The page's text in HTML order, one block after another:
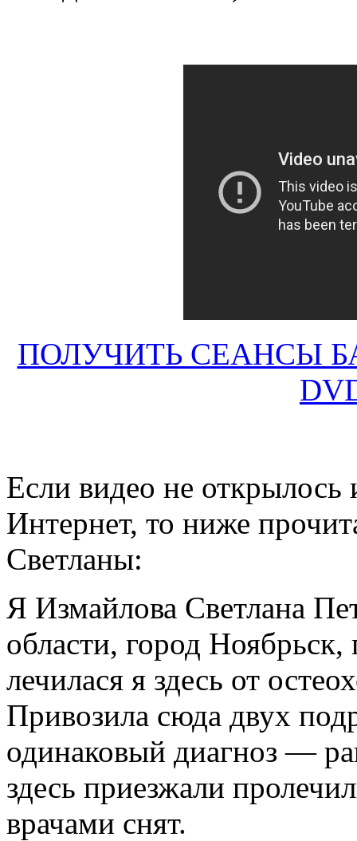
ПОЛУЧИТЬ СЕАНСЫ
Если видео не
Интернет, то ниже
Светланы:
Я Измайлова Светлана
области, город
лечилася я здесь от
Привозила сюда двух
одинаковый диагноз —
здесь приезжали
врачами снят.